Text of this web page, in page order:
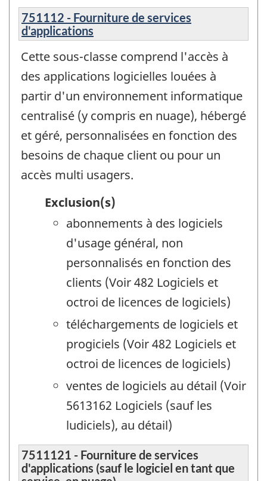
751112 - Fourniture de services
d'applications
Cette sous-classe comprend l'accès à
des applications logicielles louées à
partir d'un environnement informatique
centralisé (y compris en nuage), hébergé
et géré, personnalisées en fonction des
besoins de chaque client ou pour un
accès multi usagers.
Exclusion(s)
abonnements à des logiciels
d'usage général, non
personnalisés en fonction des
clients (Voir 482 Logiciels et
octroi de licences de logiciels)
téléchargements de logiciels et
progiciels (Voir 482 Logiciels et
octroi de licences de logiciels)
ventes de logiciels au détail (Voir
5613162 Logiciels (sauf les
ludiciels), au détail)
7511121 - Fourniture de services
d'applications (sauf le logiciel en tant que